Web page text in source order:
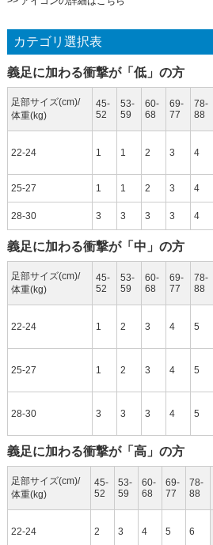
カテゴリ選択表
義足に加わる衝撃が「低」の方
足部サイズ(cm)/
体重(kg)
45-
52
53-
59
60-
68
69-
77
78-
88
22-24 1 1 2 3 4
25-27 1 1 2 3 4
28-30 3 3 3 3 4
義足に加わる衝撃が「中」の方
足部サイズ(cm)/
体重(kg)
45-
52
53-
59
60-
68
69-
77
78-
88
22-24 1 2 3 4 5
25-27 1 2 3 4 5
28-30 3 3 3 4 5
義足に加わる衝撃が「高」の方
足部サイズ(cm)/
体重(kg)
45-
52
53-
59
60-
68
69-
77
78-
88
22-24 2 3 4 5 6